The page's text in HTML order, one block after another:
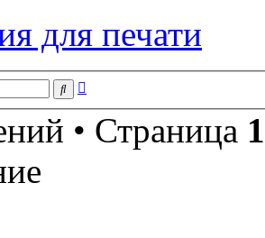
для печати
Поиск
• Страница 1